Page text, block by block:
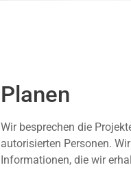
Planen
Wir besprechen die
autorisierten Personen.
Informationen, die wir